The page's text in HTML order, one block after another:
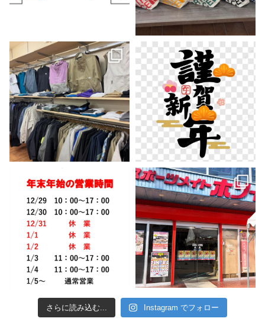
さらに読み込む... Instagram でフォロー